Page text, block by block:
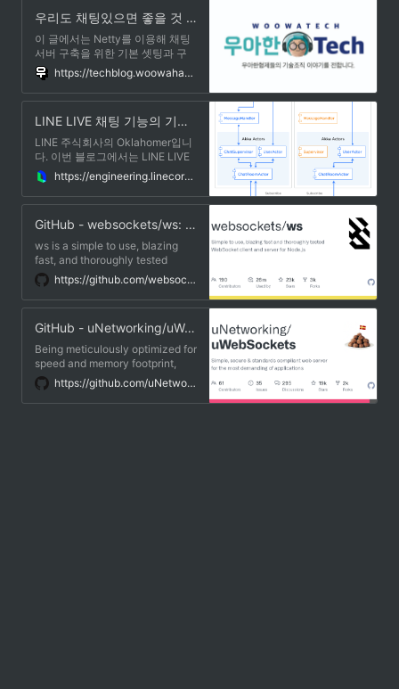
하기 위한 몇 가지 옵션이 있는데,
이 중 가장 일반적인 것은
WebSocket입니다. 이 가이드에서
는 Pub/Sub 주제에 게시되는 메시
지 스트림을 구독하는 프로세스를
설치하고 웹 서버를 통해 이러한
클라이언트로 라우팅하는 방법을
설명합니다.
우리도 채팅있으면 좋을 것 같아요. | 우아한형제들 기술블로그
이 글에서는 Netty를 이용해 채팅
서버 구축을 위한 기본 셋팅과 구
조에 집중해 이야기를 전개합니다.
실제 운영환경에서 서비스되는 시
스템을 만드는 과정은 많은 고민과
칫 주제와 조금만 벗어나도 이야기
가 우왕좌왕해질 수 있기 때문입니
다. 따라서 비지니스 로직이 담긴
서비스레벨과 데이터 설계 부분은
제외됐음을 알려드립니다. 저는 신
사업부문에서 영상기반 소셜서비
고 있어요.
https://techblog.woowahan.com/2681/
LINE LIVE 채팅 기능의 기반이 되는 아키텍처
LINE 주식회사의 Oklahomer입니
다. 이번 블로그에서는 LINE LIVE
라는 동영상 송출 서비스의 채팅
기능이 어떻게 구성되어 있는지 소
개하겠습니다. LINE LIVE의
송 중인 동영상을 시청하면서 실시
간으로 코멘트를 보낼 수 있는 채
팅 기능을 제공하고 있습니다. 이
기능의 역할은 시청자들이 서로 대
화를 즐기는 것에만 국한되지 않고
동영상 송출자가 시청자가 보낸 코
자 사이의 접점이 되기도 합니다.
https://engineering.linecorp.com/ko/blog/the-architecture-behind-chatting-on-line-live/
GitHub - websockets/ws: Simple to use, blazing fast and thoroughly tested WebSocket client and server for Node.js
ws is a simple to use, blazing
fast, and thoroughly tested
WebSocket client and server
implementation. Passes the
quite extensive Autobahn test
module does not work in the
browser. The client in the docs is
a reference to a back end with
the role of a client in the
WebSocket communication.
https://github.com/websockets/ws
GitHub - uNetworking/uWebSockets: Simple, secure & standards compliant web server for the most demanding of applications
Being meticulously optimized for
speed and memory footprint,
µWebSockets is fast enough to
do encrypted TLS 1.3 messaging
quicker than most alternative
https://github.com/uNetworking/uWebSockets